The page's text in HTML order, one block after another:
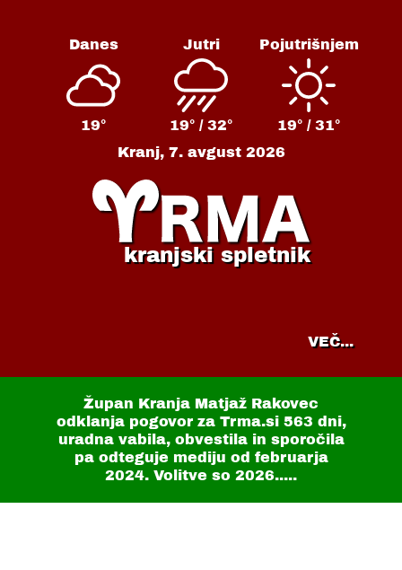
Danes
19°
Jutri
19° / 32°
Pojutrišnjem
19° / 31°
Kranj, 7. avgust 2026
kranjski spletnik
VEČ...
Župan Kranja Matjaž Rakovec
odklanja pogovor za Trma.si 563 dni,
uradna vabila, obvestila in sporočila
pa odteguje mediju od februarja
2024. Volitve so 2026.....